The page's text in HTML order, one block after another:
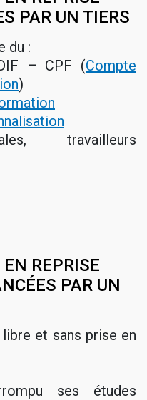
PAR UN TIERS
du :
– CPF (Compte
)
travailleurs
REPRISE
PAR UN
et sans prise en
ses études